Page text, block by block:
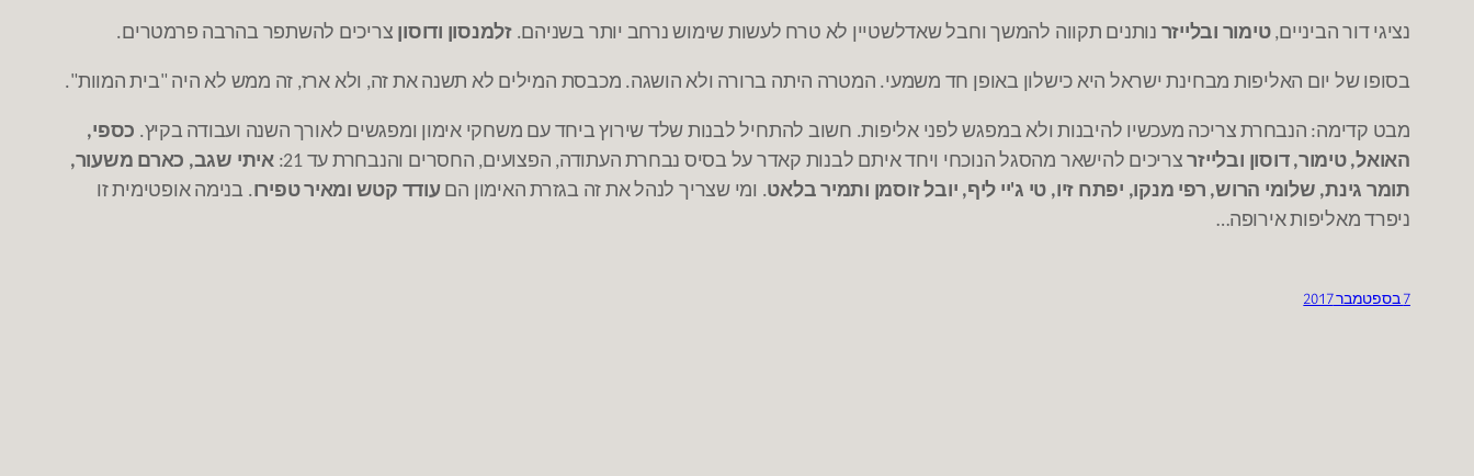
נציגי דור הביניים,טימור ובלייזר נותנים תקווה להמשך וחבל שאדלשטיין לא טרח לעשות שימוש נרחב יותר בשניהם.זלמנסון ודוסון צריכים להשתפר בהרבה פרמטרים.
בסופו של יום האליפות מבחינת ישראל היא כישלון באופן חד משמעי. המטרה היתה ברורה ולא הושגה. מכבסת המילים לא תשנה את זה, ולא ארז, זה ממש לא היה "בית המוות".
מבט קדימה: הנבחרת צריכה מעכשיו להיבנות ולא במפגש לפני אליפות. חשוב להתחיל לבנות שלד שירוץ ביחד עם משחקי אימון ומפגשים לאורך השנה ועבודה בקיץ. כספי,
האואל,טימור,דוסון ובלייזרצריכים להישאר מהסגל הנוכחי ויחד איתם לבנות קאדר על בסיס נבחרת העתודה, הפצועים, החסרים והנבחרת עד 21: איתי שגב, כארם משעור,
תומר גינת, שלומי הרוש, רפי מנקו, יפתח זיו, טי ג'יי ליף, יובל זוסמן ותמיר בלאט. ומי שצריך לנהל את זה בגזרת האימון הםעודד קטש ומאיר טפירו. בנימה אופטימית זו
ניפרד מאליפות אירופה…
7 בספטמבר 2017